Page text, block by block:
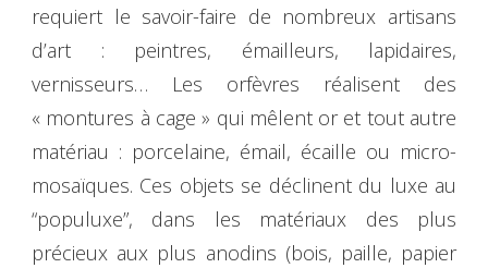
requiert le savoir-faire de nombreux artisans
d’art : peintres, émailleurs, lapidaires,
vernisseurs… Les orfèvres réalisent des
« montures à cage » qui mêlent or et tout autre
matériau : porcelaine, émail, écaille ou micro-
mosaïques. Ces objets se déclinent du luxe au
“populuxe”, dans les matériaux des plus
précieux aux plus anodins (bois, paille, papier